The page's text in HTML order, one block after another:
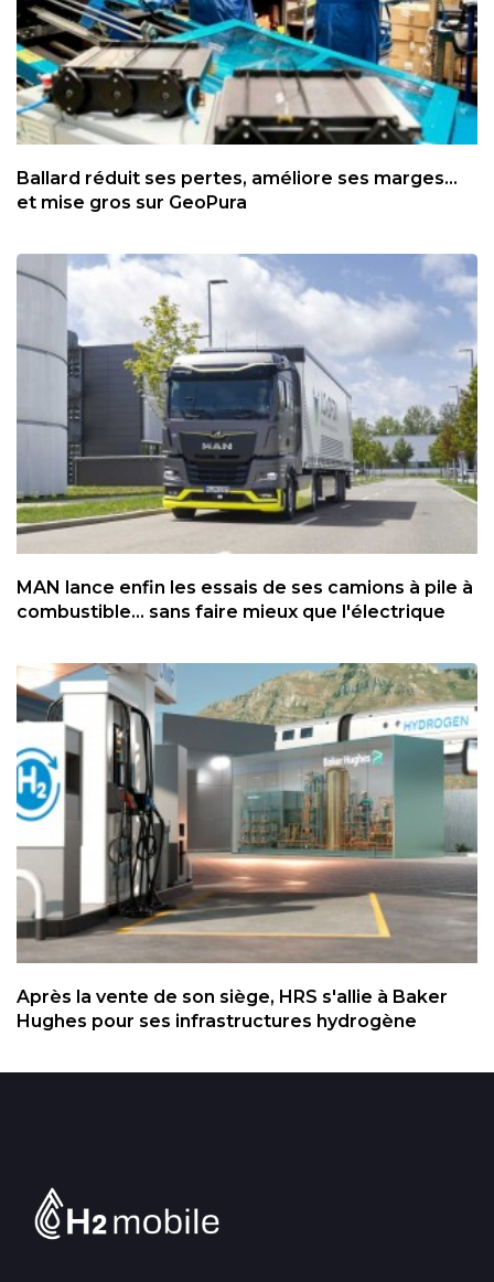
Ballard réduit ses pertes, améliore ses marges...
et mise gros sur GeoPura
MAN lance enfin les essais de ses camions à pile à
combustible... sans faire mieux que l'électrique
Après la vente de son siège, HRS s'allie à Baker
Hughes pour ses infrastructures hydrogène